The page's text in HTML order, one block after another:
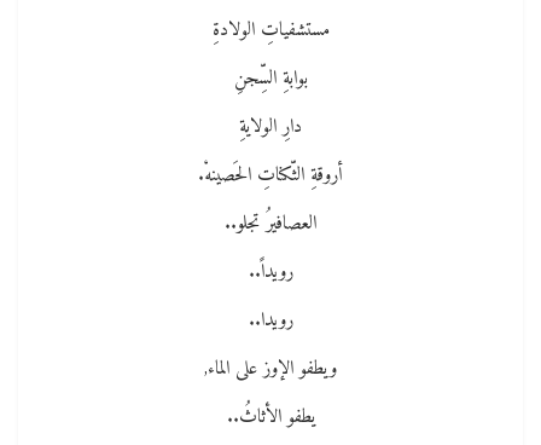
مستشفياتِ الولادةِ
بوابةِ السِّجنِ
دارِ الولايةِ
أروقةِ الثّكناتِ الحَصينهْ.
العصافيرُ تجلو..
رويداً..
رويدا..
ويطفو الإوز على الماء,
يطفو الأثاثُ..